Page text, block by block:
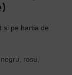
si pe hartia de
rosu,